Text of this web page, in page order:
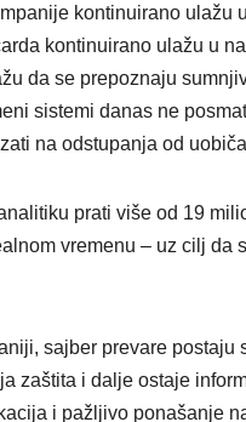
kontinuirano
kontinuirano ulažu u
da se prepoznaju
sistemi danas ne
na odstupanja od
prati više od 19
vremenu – uz cilj da
sajber prevare
zaštita i dalje ostaje
i pažljivo ponašanje